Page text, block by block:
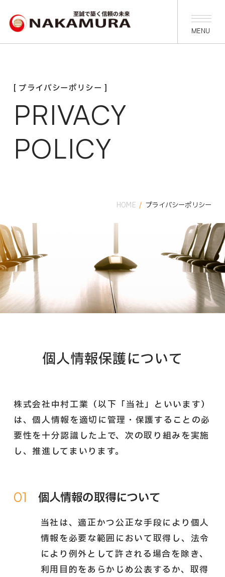
[ プライバシーポリシー ]
PRIVACY
POLICY
HOME / プライバシーポリシー
個人情報保護について
株式会社中村工業（以下「当社」といいます）
は、個人情報を適切に管理・保護することの必
要性を十分認識した上で、次の取り組みを実施
し、推進してまいります。
01 個人情報の取得について
当社は、適正かつ公正な手段により個人
情報を必要な範囲において取得し、法令
により例外として許される場合を除き、
利用目的をあらかじめ公表するか、取得